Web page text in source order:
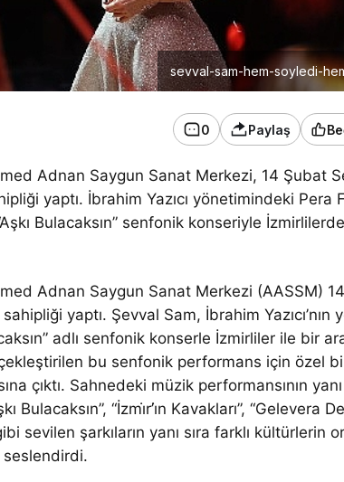
sevval-sam-hem-soyledi-
0 Paylaş
Adnan Saygun Sanat Merkezi, 14 Şubat
yaptı. İbrahim Yazıcı yönetimindeki Pera
Bulacaksın” senfonik konseriyle
Adnan Saygun Sanat Merkezi (AASSM)
yaptı. Şevval Sam, İbrahim Yazıcı’nın
adlı senfonik konserle İzmirliler ile bir
bu senfonik performans için özel
çıktı. Sahnedeki müzik performansının yanı
“İzmı̇r’ı̇n Kavakları”, “Gelevera
sevilen şarkıların yanı sıra farklı kültürlerin
seslendirdi.